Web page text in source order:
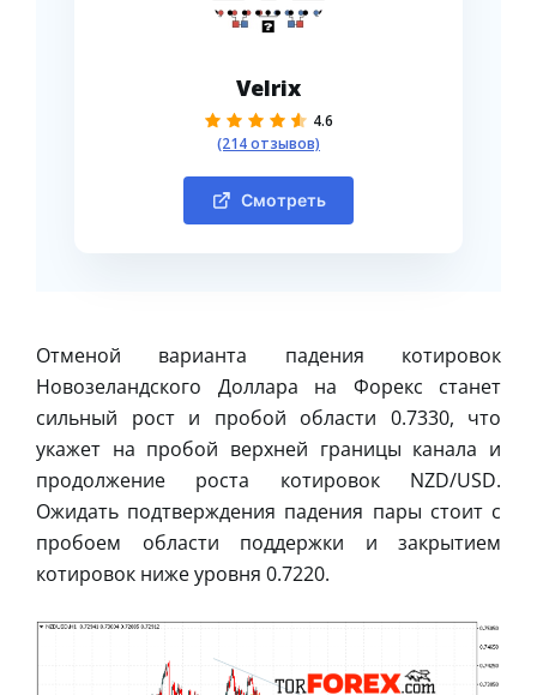
Velrix
4.6
(214 отзывов)
Смотреть
Отменой варианта падения котировок
Новозеландского Доллара на Форекс станет
сильный рост и пробой области 0.7330, что
укажет на пробой верхней границы канала и
продолжение роста котировок NZD/USD.
Ожидать подтверждения падения пары стоит с
пробоем области поддержки и закрытием
котировок ниже уровня 0.7220.